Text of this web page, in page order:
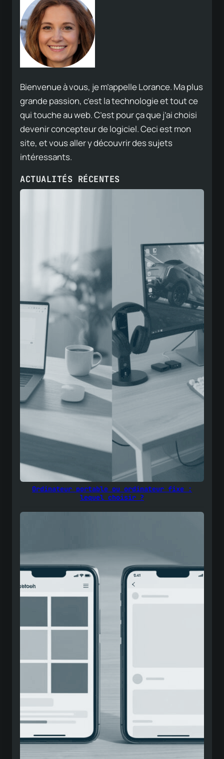
Bienvenue à vous, je m’appelle Lorance. Ma plus
grande passion, c’est la technologie et tout ce
qui touche au web. C’est pour ça que j’ai choisi
devenir concepteur de logiciel. Ceci est mon
site, et vous aller y découvrir des sujets
intéressants.
ACTUALITÉS RÉCENTES
Ordinateur portable ou ordinateur fixe :
lequel choisir ?